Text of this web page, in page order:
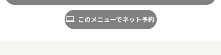
このメニューでネット予約